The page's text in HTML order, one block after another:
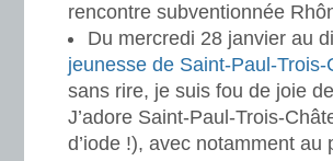
rencontre subventionnée
Du mercredi 28 janvier au
jeunesse de Saint-Paul-
sans rire, je suis fou de joie
J’adore Saint-Paul-Trois-
d’iode !), avec notamment au